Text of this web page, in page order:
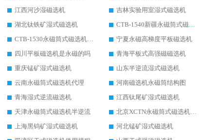
江西河沙湿磁选机
吉林实验用室湿式磁选机
湖北钛铁矿湿式磁选机
CTB-1540新疆永磁筒式磁选机
CTB-1530永磁筒式磁选机代理商
宁夏永磁高梯度平板磁选机
四川平板磁选机是永磁的吗
青海平板式高强磁磁选机
重庆锰矿湿式磁选机
山东半逆流湿式磁选机
云南永磁筒式磁选机代理
河南磁选机永磁筒结构图
青海湿式逆流磁选机
江西钛尾矿湿式磁选机
天津永磁筒式磁选机半逆流
北京XCTN永磁筒式磁选机磁块位置
上海黑钨矿湿式磁选机
河北锰矿湿式磁选机